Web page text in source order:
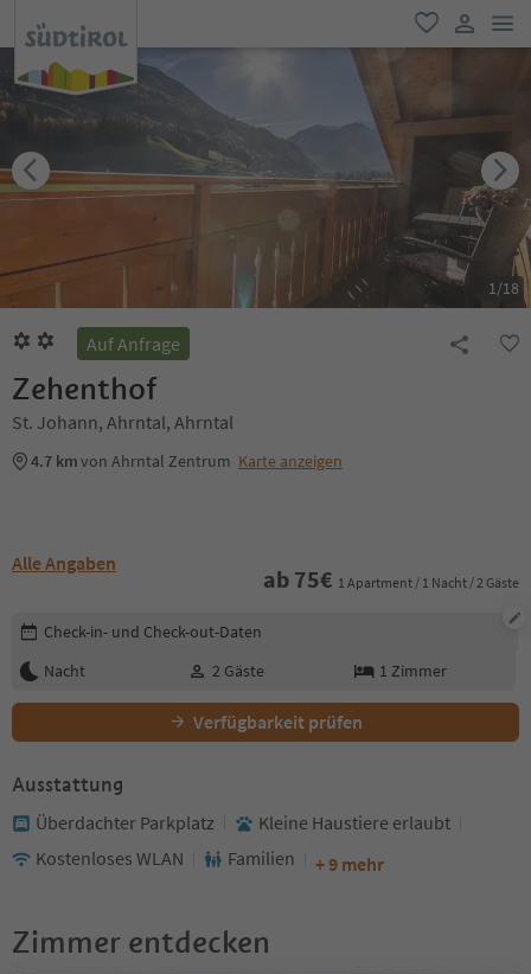
favorit
user link
1/18
Auf Anfrage
Zehenthof
St. Johann, Ahrntal, Ahrntal
4.7 kmvon Ahrntal Zentrum Karte anzeigen
Alle Angaben
ab 75€ 1 Apartment / 1 Nacht / 2 Gäste
Buchungsdetails bearbeiten
Check-in- und Check-out-Daten
Nacht
2 Gäste 1 Zimmer
Verfügbarkeit prüfen
Ausstattung
Überdachter Parkplatz
Kleine Haustiere erlaubt
Kostenloses WLAN
Familien + 9 mehr
Zimmer entdecken